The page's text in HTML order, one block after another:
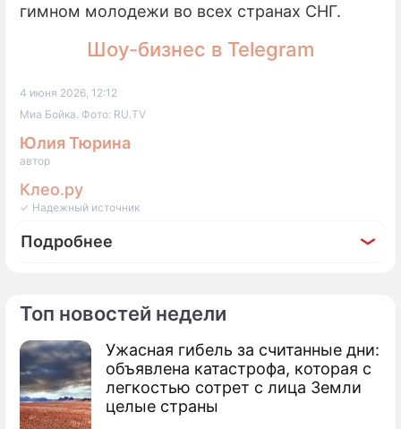
Топ новостей недели
Ужасная гибель за считанные дни:
объявлена катастрофа, которая с
легкостью сотрет с лица Земли
целые страны
гимном молодежи во всех странах СНГ.
Шоу-бизнес в Telegram
4 июня 2026, 12:12
Миа Бойка. Фото: RU.TV
Юлия Тюрина
автор
Клео.ру
✓ Надежный источник
Подробнее
По теме
Миа Бойка: как певица покоряет моду,
музыку и справляется со сплетнями